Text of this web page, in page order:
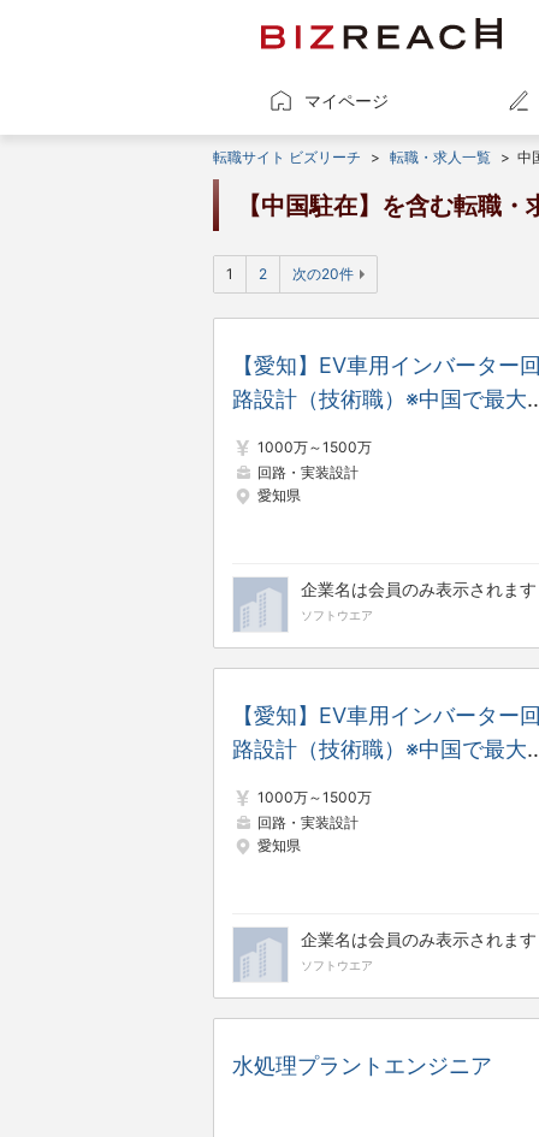
マイページ
転職サイト ビズリーチ > 転職・求人一覧 > 中
【中国駐在】を含む転職・
1 2 次の20件
【愛知】EV車用インバーター
路設計（技術職）※中国で最大
1000万～1500万
回路・実装設計
愛知県
企業名は会員のみ表示されます
ソフトウエア
【愛知】EV車用インバーター
路設計（技術職）※中国で最大
1000万～1500万
回路・実装設計
愛知県
企業名は会員のみ表示されます
ソフトウエア
水処理プラントエンジニア